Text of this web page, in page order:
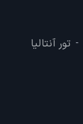
- تور آنتالیا